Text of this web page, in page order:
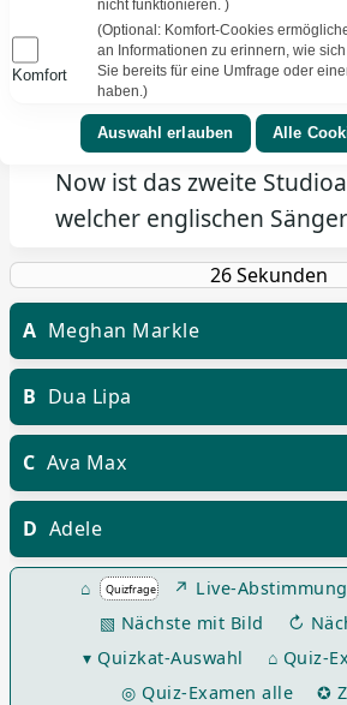
Bereit
▾ Musik ⚑
Future Nostalgia mit der
Now ist das zweite
welcher englischen
A Meghan Markle
B Dua Lipa
C Ava Max
D Adele
⌂ ↗ Live-Abstimmung
▧ Nächste mit Bild
↻
▾ Quizkat-Auswahl
⌂ Quiz-
◎ Quiz-Examen alle
✪
nicht funktionieren. )
Komfort
(Optional: Komfort-Cookies
an Informationen zu erinnern, wie
Sie bereits für eine Umfrage oder
haben.)